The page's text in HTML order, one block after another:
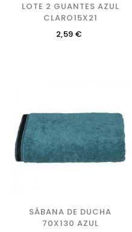
LOTE 2 GUANTES AZUL
CLARO15X21
Precio
2,59 €
SÁBANA DE DUCHA
70X130 AZUL